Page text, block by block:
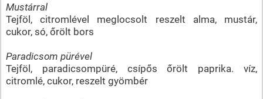
Mustárral
Tejföl, citromlével meglocsolt reszelt alma, mustár,
cukor, só, őrölt bors
Paradicsom pürével
Tejföl, paradicsompüré, csípős őrölt paprika. víz,
citromlé, cukor, reszelt gyömbér